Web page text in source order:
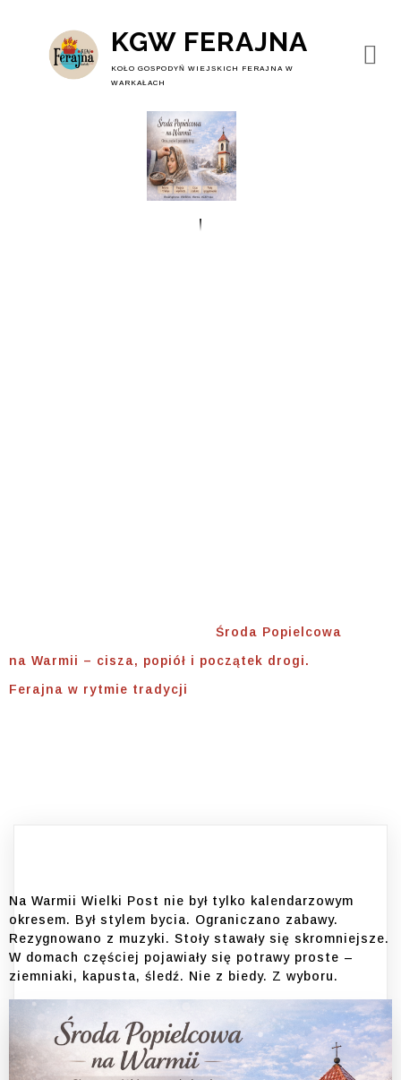
KGW FERAJNA
KOŁO GOSPODYŃ WIEJSKICH FERAJNA W
WARKAŁACH
Środa Popielcowa
na Warmii – cisza, popiół i początek drogi.
Ferajna w rytmie tradycji
Na Warmii Wielki Post nie był tylko kalendarzowym
okresem. Był stylem bycia. Ograniczano zabawy.
Rezygnowano z muzyki. Stoły stawały się skromniejsze.
W domach częściej pojawiały się potrawy proste –
ziemniaki, kapusta, śledź. Nie z biedy. Z wyboru.